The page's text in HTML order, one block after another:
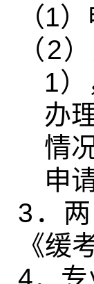
（1
（ 2
1
办
情
申
3 ．
《缓